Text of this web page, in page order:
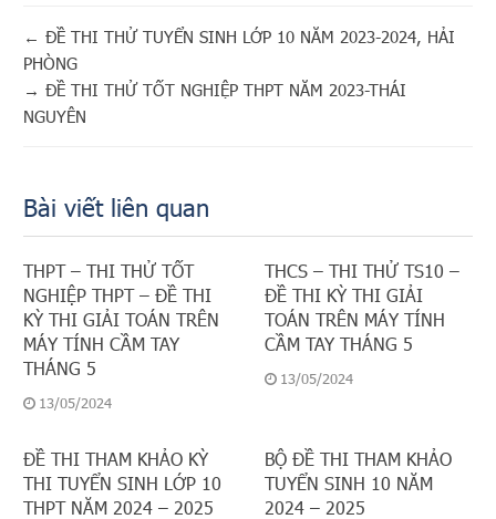
← ĐỀ THI THỬ TUYỂN SINH LỚP 10 NĂM 2023-2024, HẢI
PHÒNG
→ ĐỀ THI THỬ TỐT NGHIỆP THPT NĂM 2023-THÁI
NGUYÊN
Bài viết liên quan
THPT – THI THỬ TỐT
NGHIỆP THPT – ĐỀ THI
KỲ THI GIẢI TOÁN TRÊN
MÁY TÍNH CẦM TAY
THÁNG 5
13/05/2024
THCS – THI THỬ TS10 –
ĐỀ THI KỲ THI GIẢI
TOÁN TRÊN MÁY TÍNH
CẦM TAY THÁNG 5
13/05/2024
ĐỀ THI THAM KHẢO KỲ
THI TUYỂN SINH LỚP 10
THPT NĂM 2024 – 2025
BỘ ĐỀ THI THAM KHẢO
TUYỂN SINH 10 NĂM
2024 – 2025